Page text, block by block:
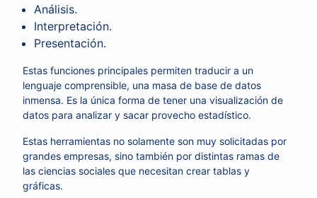
Análisis.
Interpretación.
Presentación.
Estas funciones principales permiten traducir a un
lenguaje comprensible, una masa de base de datos
inmensa. Es la única forma de tener una visualización de
datos para analizar y sacar provecho estadístico.
Estas herramientas no solamente son muy solicitadas por
grandes empresas, sino también por distintas ramas de
las ciencias sociales que necesitan crear tablas y
gráficas.